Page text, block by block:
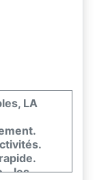
LA
- les